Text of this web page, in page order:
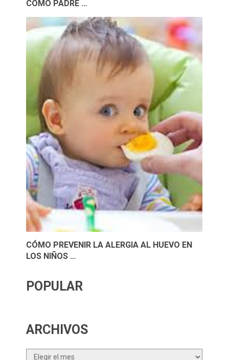
COMO PADRE …
CÓMO PREVENIR LA ALERGIA AL HUEVO EN
LOS NIÑOS …
POPULAR
ARCHIVOS
Archivos